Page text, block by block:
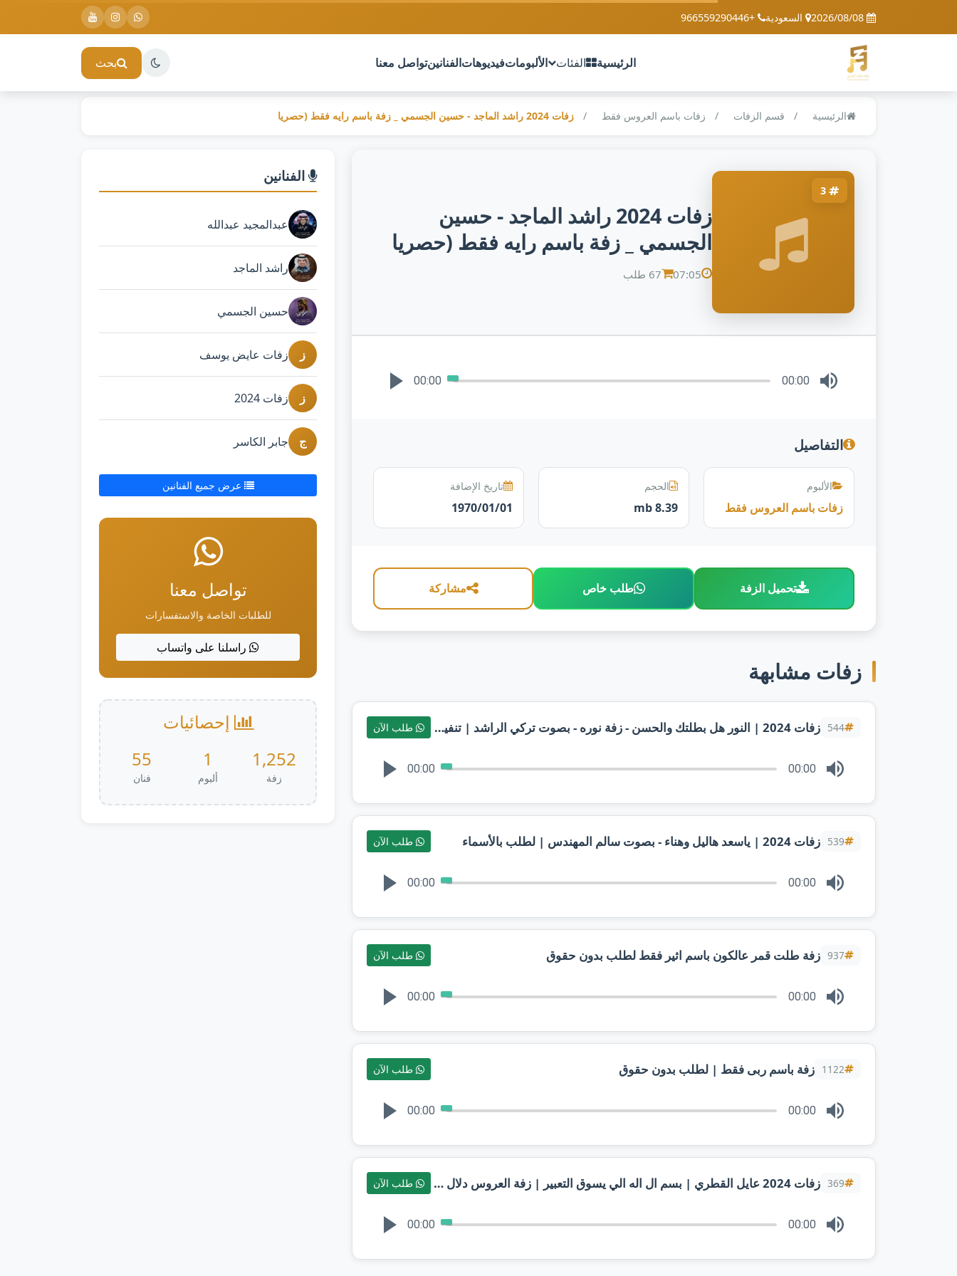
السعودية +966559290446
الرئيسية الفئات الألبوماتفيديوهاتالفنانينتواصل معنا بحث
الرئيسية قسم الزفات زفات باسم العروس فقط زفات 2024 راشد الماجد - حسين الجسمي _ زفة باسم رايه فقط (حصريا
زفات 2024 راشد الماجد - حسين
الجسمي _ زفة باسم رايه فقط (حصريا
07:05 67 طلب
00:00 00:00
التفاصيل
الألبوم
زفات باسم العروس فقط
الحجم
8.39 mb
تاريخ الإضافة
1970/01/01
تحميل الزفة طلب خاص مشاركة
زفات مشابهة
544 ‎⁨زفات 2024 | النور هل بطلتك والحسن - زفة نوره - بصوت تركي الراشد | تنفيذها بالأسماء طلب الآن
00:00 00:00
539 زفات 2024 | ياسعد هاليل وهناء - بصوت سالم المهندس | لطلب بالأسماء طلب الآن
00:00 00:00
937 زفة طلت قمر عالكون باسم اثير فقط لطلب بدون حقوق طلب الآن
00:00 00:00
1122 زفة باسم ربى فقط | لطلب بدون حقوق طلب الآن
00:00 00:00
369 زفات 2024 عايل القطري | بسم ال اله الي يسوق التعبير | زفة العروس دلال | حصرياً | تنفيذها طلب الآن
00:00 00:00
الفنانين
عبدالمجيد عبدالله
راشد الماجد
حسين الجسمي
ز زفات عايض يوسف
ز زفات 2024
ج جابر الكاسر
عرض جميع الفنانين
تواصل معنا
للطلبات الخاصة والاستفسارات
راسلنا على واتساب
إحصائيات
1,252
زفة
1
ألبوم
55
فنان